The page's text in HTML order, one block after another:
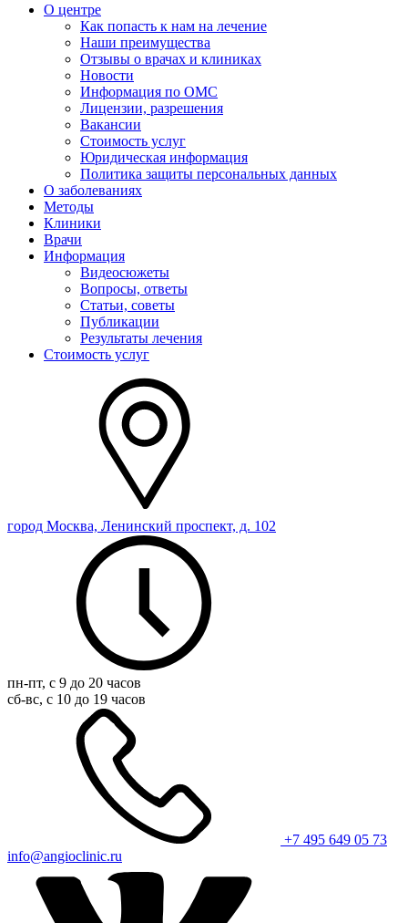
О центре
Как попасть к нам на лечение
Наши преимущества
Отзывы о врачах и клиниках
Новости
Информация по ОМС
Лицензии, разрешения
Вакансии
Стоимость услуг
Юридическая информация
Политика защиты персональных данных
О заболеваниях
Методы
Клиники
Врачи
Информация
Видеосюжеты
Вопросы, ответы
Статьи, советы
Публикации
Результаты лечения
Стоимость услуг
город Москва, Ленинский проспект, д. 102
пн-пт, с 9 до 20 часов
сб-вс, с 10 до 19 часов
+7 495 649 05 73
info@angioclinic.ru